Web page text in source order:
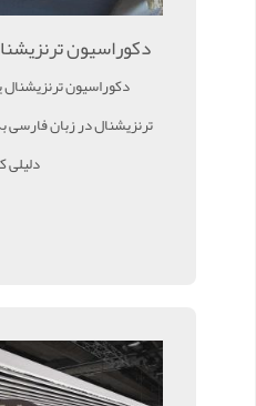
دکوراسیون
دکوراسیون
ترنزیشنال در زبان فارسی
دلیلی